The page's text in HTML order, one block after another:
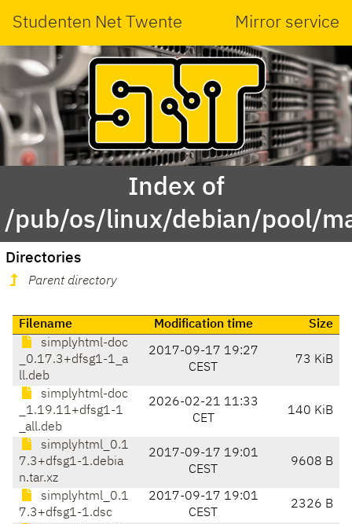
Studenten Net Twente Mirror service
Index of
/pub/os/linux/debian/pool/
Directories
Parent directory
Filename Modification time
Size
simplyhtml-doc
_0.17.3+dfsg1-1_a
ll.deb
2017-09-17 19:27
CEST
73 KiB
simplyhtml-doc
_1.19.11+dfsg1-1
_all.deb
2026-02-21 11:33
CET
140 KiB
simplyhtml_0.1
7.3+dfsg1-1.debia
n.tar.xz
2017-09-17 19:01
CEST
9608 B
simplyhtml_0.1
7.3+dfsg1-1.dsc
2017-09-17 19:01
CEST
2326 B